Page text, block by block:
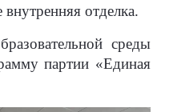
отделка.
среды
партии «Единая